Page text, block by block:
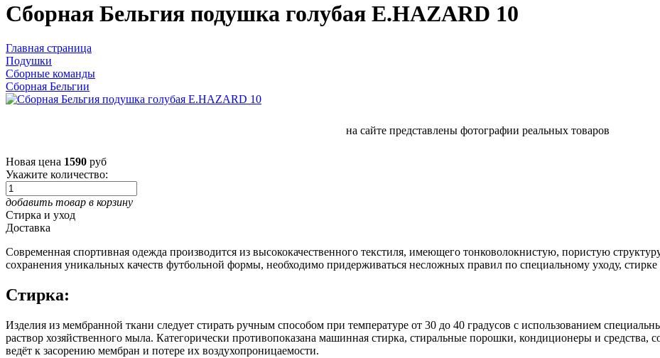
Сборная Бельгия подушка голубая E.HAZARD 10
Главная страница
Подушки
Сборные команды
Сборная Бельгии
на сайте представлены фотографии реальных товаров
Новая цена 1590 руб
Укажите количество:
добавить товар в корзину
Стирка и уход
Доставка
Современная спортивная одежда производится из высококачественного текстиля, имеющего тонковолокнистую, пористую
сохранения уникальных качеств футбольной формы, необходимо придерживаться несложных правил по специальному уходу,
Стирка:
Изделия из мембранной ткани следует стирать ручным способом при температуре от 30 до 40 градусов с использованием
раствор хозяйственного мыла. Категорически противопоказана машинная стирка, стиральные порошки, кондиционеры и
ведёт к засорению мембран и потере их воздухопроницаемости.